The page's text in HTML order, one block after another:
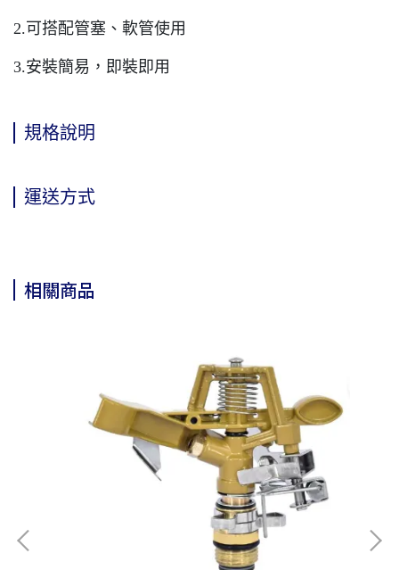
2.可搭配管塞、軟管使用
3.安裝簡易，即裝即用
規格說明
運送方式
相關商品